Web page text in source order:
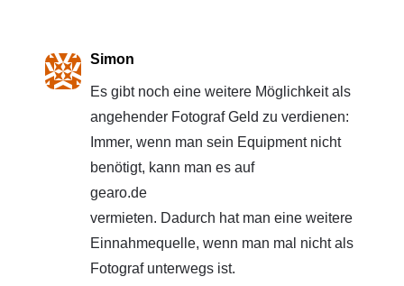
Simon
Es gibt noch eine weitere Möglichkeit als
angehender Fotograf Geld zu verdienen:
Immer, wenn man sein Equipment nicht
benötigt, kann man es auf
gearo.de
vermieten. Dadurch hat man eine weitere
Einnahmequelle, wenn man mal nicht als
Fotograf unterwegs ist.